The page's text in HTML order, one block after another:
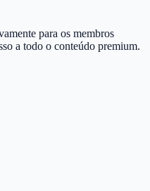
para os membros
a todo o conteúdo premium.